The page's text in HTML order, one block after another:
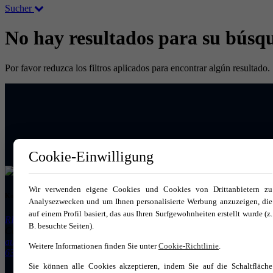
Sucher
No hay resultados para su
Por favor reduzca los filtros aplicados para encontrar algún resultado.
RE/MAX AURA
Carrer Antoni Blanes Joan 17 07570 – Artà
aura@remax.es
636 826 461
Cookie-Einwilligung
Wir verwenden eigene Cookies und Cookies von Drittanbietern zu
Analysezwecken und um Ihnen personalisierte Werbung anzuzeigen, die
auf einem Profil basiert, das aus Ihren Surfgewohnheiten erstellt wurde (z.
B. besuchte Seiten).
Weitere Informationen finden Sie unterCookie-Richtlinie.
Sie können alle Cookies akzeptieren, indem Sie auf die Schaltfläche